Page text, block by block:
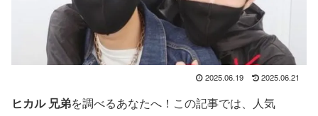
2025.06.19 2025.06.21
ヒカル 兄弟を調べるあなたへ！この記事では、人気